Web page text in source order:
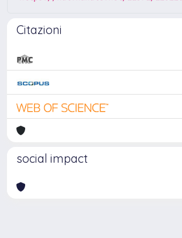
Citazioni
social impact